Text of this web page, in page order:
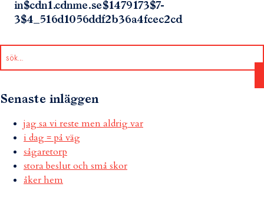
in$cdn1.cdnme.se$1479173$7-
3$4_516d1056ddf2b36a4fcec2cd
Senaste inläggen
jag sa vi reste men aldrig var
i dag = på väg
sågaretorp
stora beslut och små skor
åker hem